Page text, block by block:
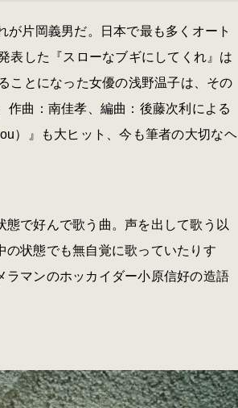
片岡義男だ。日本で最も多くオート
表した『スローなブギにしてくれ』は
ことになった女優の浅野温子は、その
作曲：南佳孝、 編曲：後藤次利による
）』も大ヒット、今も筆者の大切なヘ
で好んで歌う曲。声を出して歌う以
状態でも無自覚に歌っていたりす
マンのホッカイダー小原信好の造語